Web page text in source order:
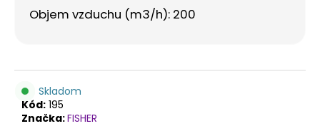
Objem vzduchu (m3/h): 200
Skladom
Kód: 195
Značka:FISHER
HĽADAŤ